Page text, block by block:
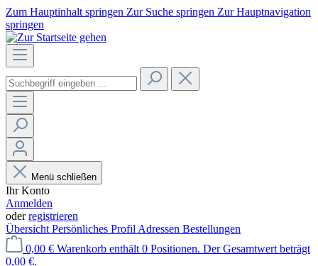
Zum Hauptinhalt springen Zur Suche springen Zur Hauptnavigation
springen
Menü schließen
Ihr Konto
Anmelden
oderregistrieren
Übersicht Persönliches Profil Adressen Bestellungen
0,00 € Warenkorb enthält 0 Positionen. Der Gesamtwert beträgt
0,00 €.